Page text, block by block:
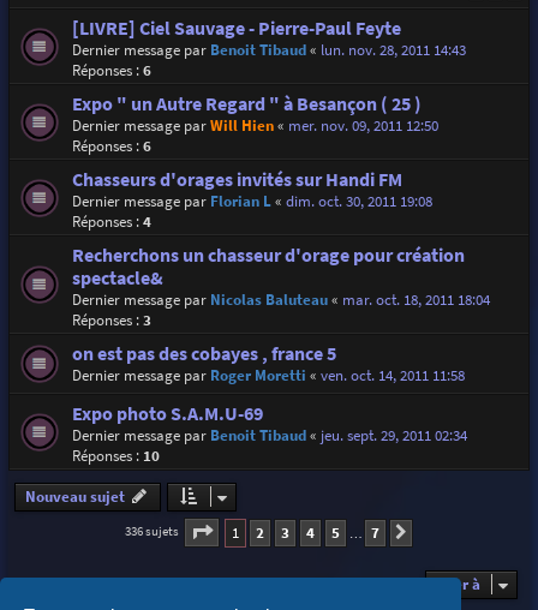
[LIVRE] Ciel Sauvage - Pierre-Paul Feyte
Dernier message par Benoit Tibaud« lun. nov. 28, 2011 14:43
Réponses :6
Expo " un Autre Regard " à Besançon ( 25 )
Dernier message parWill Hien« mer. nov. 09, 2011 12:50
Réponses :6
Chasseurs d'orages invités sur Handi FM
Dernier message par Florian L« dim. oct. 30, 2011 19:08
Réponses :4
Recherchons un chasseur d'orage pour création
spectacle&
Dernier message par Nicolas Baluteau« mar. oct. 18, 2011 18:04
Réponses :3
on est pas des cobayes , france 5
Dernier message par Roger Moretti « ven. oct. 14, 2011 11:58
Expo photo S.A.M.U-69
Dernier message par Benoit Tibaud« jeu. sept. 29, 2011 02:34
Réponses : 10
Nouveau sujet
336 sujets Page 1sur
1 2 3 4 5 7
Aller à